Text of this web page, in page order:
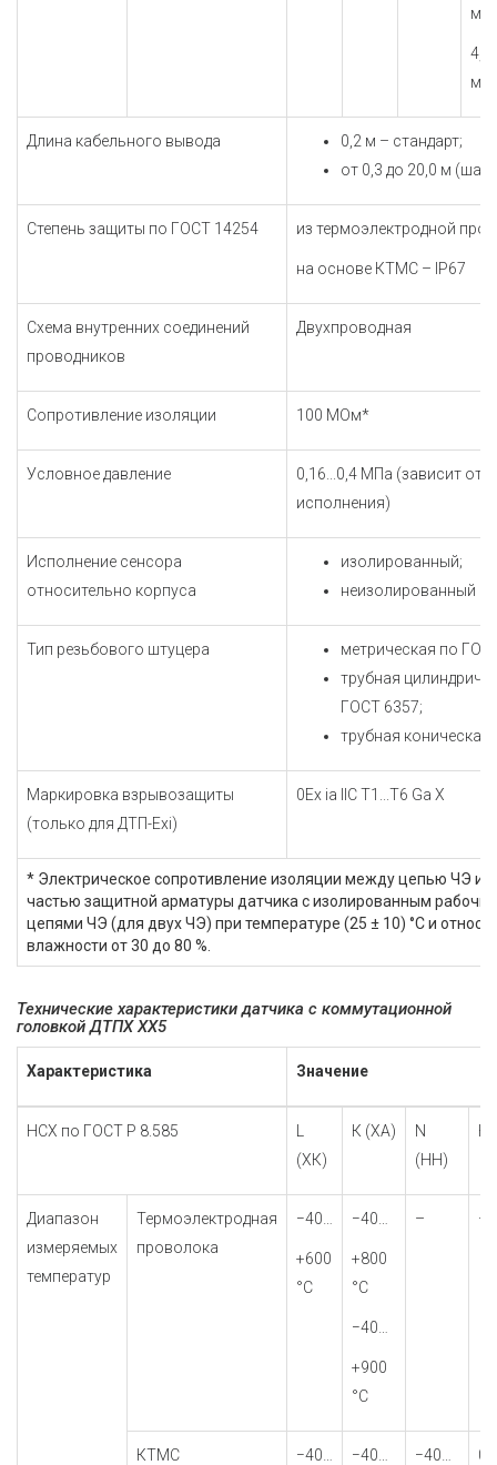
мм
4,5
мм
Длина кабельного вывода
0,2 м – стандарт;
от 0,3 до 20,0 м (шаг
Степень защиты по ГОСТ 14254 из термоэлектродной
на основе КТМС – IP67
Схема внутренних соединений
проводников
Двухпроводная
Сопротивление изоляции 100 МОм*
Условное давление
0,16...0,4 МПа (зависит от
исполнения)
Исполнение сенсора
относительно корпуса
изолированный;
неизолированный
Тип резьбового штуцера
метрическая по
трубная
ГОСТ 6357;
трубная
Маркировка взрывозащиты
(только для ДТП-Exi)
0Ex ia IIC Т1...Т6 Ga X
* Электрическое сопротивление изоляции между цепью ЧЭ и
частью защитной арматуры датчика с изолированным
цепями ЧЭ (для двух ЧЭ) при температуре (25 ± 10) °С и
влажности от 30 до 80 %.
Технические характеристики датчика с коммутационной
головкой ДТПХ ХХ5
Характеристика Значение
НСХ по ГОСТ Р 8.585
(ХК)
К (ХА)
N
(НН)
К
Диапазон
измеряемых
температур
Термоэлектродная
проволока
−40…
+600
°С
−40…
+800
°С
−40…
+900
°С
– –
КТМС −40… −40… −40…
0…